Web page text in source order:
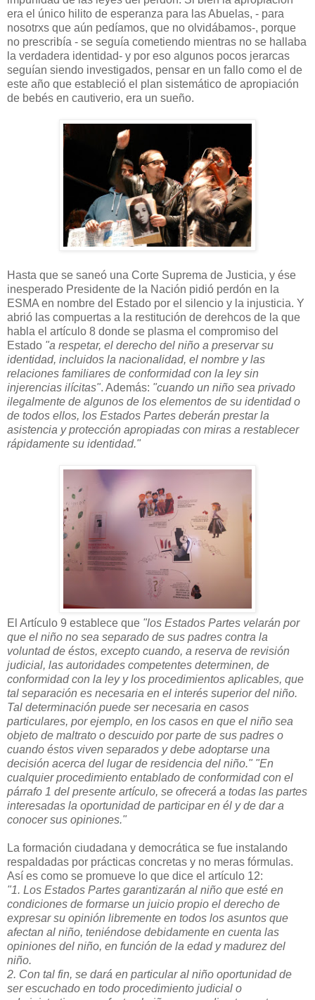
era el único hilito de esperanza para las Abuelas, - para
nosotrxs que aún pedíamos, que no olvidábamos-, porque
no prescribía - se seguía cometiendo mientras no se hallaba
la verdadera identidad- y por eso algunos pocos jerarcas
seguían siendo investigados, pensar en un fallo como el de
este año que estableció el plan sistemático de apropiación
de bebés en cautiverio, era un sueño.
Hasta que se saneó una Corte Suprema de Justicia, y ése
inesperado Presidente de la Nación pidió perdón en la
ESMA en nombre del Estado por el silencio y la injusticia. Y
abrió las compuertas a la restitución de derehcos de la que
habla el artículo 8 donde se plasma el compromiso del
Estado "a respetar, el derecho del niño a preservar su
identidad, incluidos la nacionalidad, el nombre y las
relaciones familiares de conformidad con la ley sin
injerencias ilícitas". Además: "cuando un niño sea privado
ilegalmente de algunos de los elementos de su identidad o
de todos ellos, los Estados Partes deberán prestar la
asistencia y protección apropiadas con miras a restablecer
rápidamente su identidad."
El Artículo 9 establece que "los Estados Partes velarán por
que el niño no sea separado de sus padres contra la
voluntad de éstos, excepto cuando, a reserva de revisión
judicial, las autoridades competentes determinen, de
conformidad con la ley y los procedimientos aplicables, que
tal separación es necesaria en el interés superior del niño.
Tal determinación puede ser necesaria en casos
particulares, por ejemplo, en los casos en que el niño sea
objeto de maltrato o descuido por parte de sus padres o
cuando éstos viven separados y debe adoptarse una
decisión acerca del lugar de residencia del niño." "En
cualquier procedimiento entablado de conformidad con el
párrafo 1 del presente artículo, se ofrecerá a todas las partes
interesadas la oportunidad de participar en él y de dar a
conocer sus opiniones."
La formación ciudadana y democrática se fue instalando
respaldadas por prácticas concretas y no meras fórmulas.
Así es como se promueve lo que dice el artículo 12:
"1. Los Estados Partes garantizarán al niño que esté en
condiciones de formarse un juicio propio el derecho de
expresar su opinión libremente en todos los asuntos que
afectan al niño, teniéndose debidamente en cuenta las
opiniones del niño, en función de la edad y madurez del
niño.
2. Con tal fin, se dará en particular al niño oportunidad de
ser escuchado en todo procedimiento judicial o